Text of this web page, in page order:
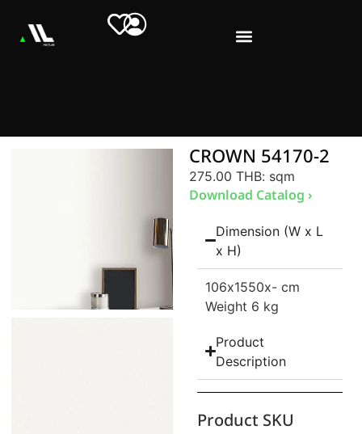
CROWN 54170-2
275.00 THB: sqm
Download Catalog ›
Dimension (W x L
x H)
106x1550x- cm
Weight 6 kg
Product
Description
Product SKU